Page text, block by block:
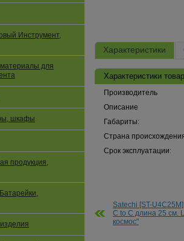
Инструмент,
для
шкафы
продукция,
Характеристики
Характеристики
Производитель
Описание
Габариты:
Страна
Срок эксплуатации:
Satechi [ST-
C to C длина 25 см.
космос"